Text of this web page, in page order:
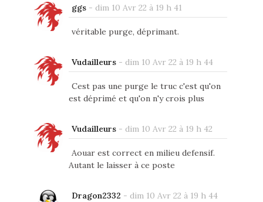
ggs- dim 10 Avr 22 à 19 h 41
véritable purge, déprimant.
Vudailleurs- dim 10 Avr 22 à 19 h 44
Cest pas une purge le truc c'est qu'on
est déprimé et qu'on n'y crois plus
Vudailleurs- dim 10 Avr 22 à 19 h 42
Aouar est correct en milieu defensif.
Autant le laisser à ce poste
Dragon2332 - dim 10 Avr 22 à 19 h 44